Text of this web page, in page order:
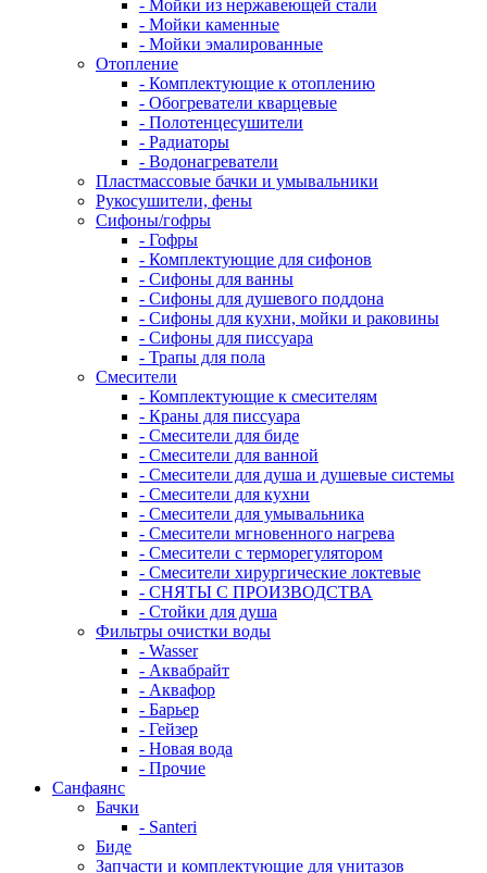
- Мойки из нержавеющей стали
- Мойки каменные
- Мойки эмалированные
Отопление
- Комплектующие к отоплению
- Обогреватели кварцевые
- Полотенцесушители
- Радиаторы
- Водонагреватели
Пластмассовые бачки и умывальники
Рукосушители, фены
Сифоны/гофры
- Гофры
- Комплектующие для сифонов
- Сифоны для ванны
- Сифоны для душевого поддона
- Сифоны для кухни, мойки и раковины
- Сифоны для писсуара
- Трапы для пола
Смесители
- Комплектующие к смесителям
- Краны для писсуара
- Смесители для биде
- Смесители для ванной
- Смесители для душа и душевые системы
- Смесители для кухни
- Смесители для умывальника
- Смесители мгновенного нагрева
- Смесители с терморегулятором
- Смесители хирургические локтевые
- СНЯТЫ С ПРОИЗВОДСТВА
- Стойки для душа
Фильтры очистки воды
- Wasser
- Аквабрайт
- Аквафор
- Барьер
- Гейзер
- Новая вода
- Прочие
Санфаянс
Бачки
- Santeri
Биде
Запчасти и комплектующие для унитазов